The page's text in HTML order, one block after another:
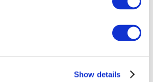
Show details
Todos os